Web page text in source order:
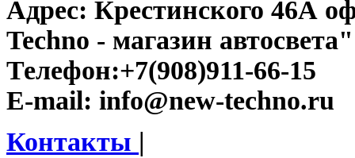
Адрес: Крестинского 46А
Techno - магазин автосвета"
Телефон:+7(908)911-66-15
E-mail: info@new-techno.ru
Контакты |